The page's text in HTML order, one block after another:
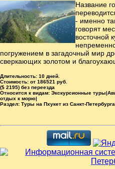
Название
- именно
говорят
восточной
погружением в загадочный мир
сверкающих золотом и
Длительность: 10 дней.
Стоимость: от 186521 руб.
($ 2195) без переезда
Относится к видам: Экскурсионные
отдых к морю|
Раздел: Туры на Пхукет из Санкт-Петербурга